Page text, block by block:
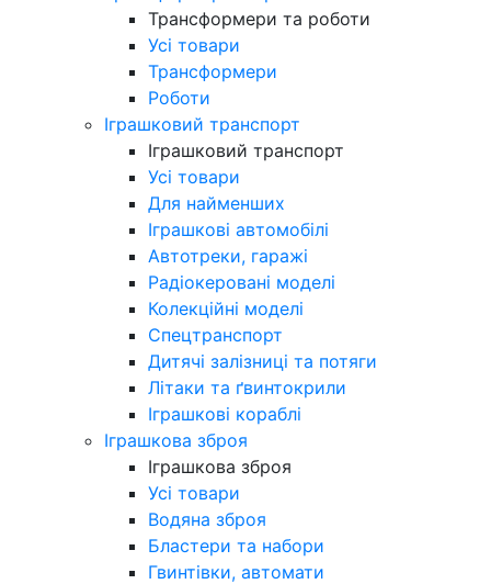
Трансформери та роботи
Усі товари
Трансформери
Роботи
Іграшковий транспорт
Іграшковий транспорт
Усі товари
Для найменших
Іграшкові автомобілі
Автотреки, гаражі
Радіокеровані моделі
Колекційні моделі
Спецтранспорт
Дитячі залізниці та потяги
Літаки та ґвинтокрили
Іграшкові кораблі
Іграшкова зброя
Іграшкова зброя
Усі товари
Водяна зброя
Бластери та набори
Гвинтівки, автомати